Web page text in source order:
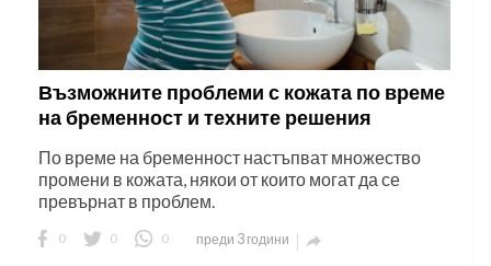
Възможните проблеми с кожата по време
на бременност и техните решения
По време на бременност настъпват множество
промени в кожата, някои от които могат да се
превърнат в проблем.
0 0 0 преди 3 години 